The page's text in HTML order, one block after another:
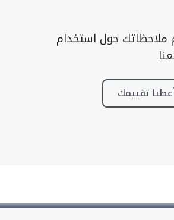
ملاحظاتك حول استخدام
تقييمك